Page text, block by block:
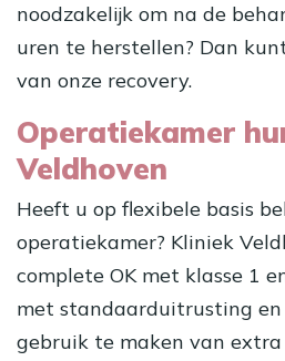
noodzakelijk om na de
uren te herstellen? Dan
van onze recovery.
Operatiekamer
Veldhoven
Heeft u op flexibele basis
operatiekamer? Kliniek
complete OK met klasse 1
met standaarduitrusting en
gebruik te maken van extra